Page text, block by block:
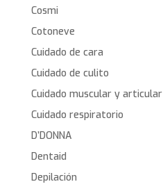
Cosmi
Cotoneve
Cuidado de cara
Cuidado de culito
Cuidado muscular y articular
Cuidado respiratorio
D’DONNA
Dentaid
Depilación